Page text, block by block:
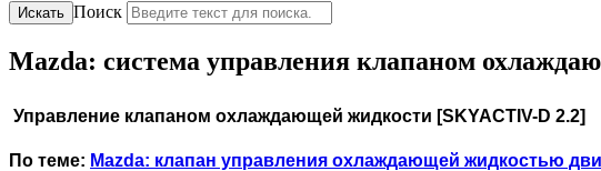
Искать Поиск
Mazda: система управления клапаном
Управление клапаном охлаждающей жидкости [SKYACTIV-D 2.2]
По теме: Mazda: клапан управления охлаждающей жидкостью